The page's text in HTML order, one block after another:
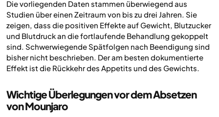
Die vorliegenden Daten stammen überwiegend aus
Studien über einen Zeitraum von bis zu drei Jahren. Sie
zeigen, dass die positiven Effekte auf Gewicht, Blutzucker
und Blutdruck an die fortlaufende Behandlung gekoppelt
sind. Schwerwiegende Spätfolgen nach Beendigung sind
bisher nicht beschrieben. Der am besten dokumentierte
Effekt ist die Rückkehr des Appetits und des Gewichts.
Wichtige Überlegungen vor dem Absetzen
von Mounjaro